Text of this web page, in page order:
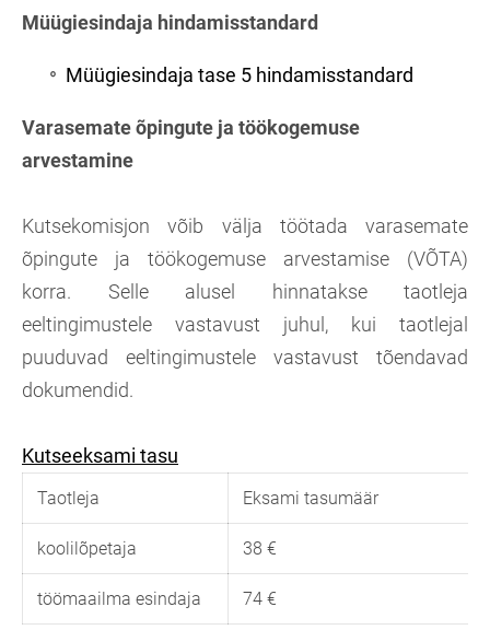
Müügiesindaja hindamisstandard
Müügiesindaja tase 5 hindamisstandard
Varasemate õpingute ja töökogemuse
arvestamine
Kutsekomisjon võib välja töötada varasemate
õpingute ja töökogemuse arvestamise (VÕTA)
korra. Selle alusel hinnatakse taotleja
eeltingimustele vastavust juhul, kui taotlejal
puuduvad eeltingimustele vastavust tõendavad
dokumendid.
Kutseeksami tasu
Taotleja Eksami tasumäär
koolilõpetaja 38 €
töömaailma esindaja 74 €